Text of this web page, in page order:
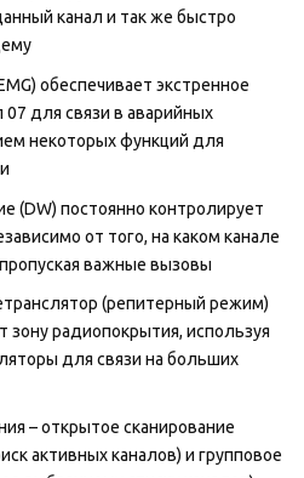
канал и так же быстро
обеспечивает экстренное
для связи в аварийных
некоторых функций для
(DW) постоянно контролирует
от того, на каком канале
важные вызовы
(репитерный режим)
зону радиопокрытия, используя
для связи на больших
– открытое сканирование
активных каналов) и групповое